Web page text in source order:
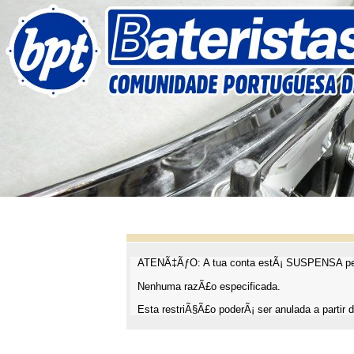
ATENÃ‡ÃƒO: A tua conta estÃ¡ SUSPENSA
Nenhuma razÃ£o especificada.
Esta restriÃ§Ã£o poderÃ¡ ser anulada a partir